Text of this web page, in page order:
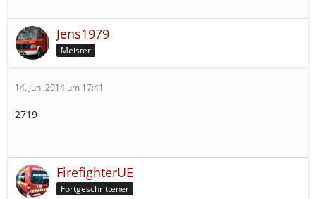
Jens1979
Meister
14. Juni 2014 um 17:41
2719
FirefighterUE
Fortgeschrittener